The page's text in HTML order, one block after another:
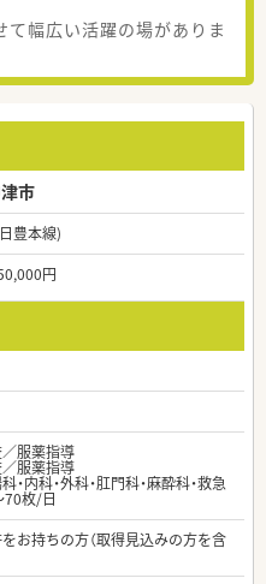
幅広い活躍の場がありま
市
豊本線)
円
服薬指導
服薬指導
科・内科・外科・肛門科・麻酔科・救急
70枚/日
お持ちの方（取得見込みの方を含